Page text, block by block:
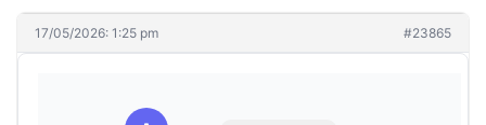
17/05/2026: 1:25 pm #23865